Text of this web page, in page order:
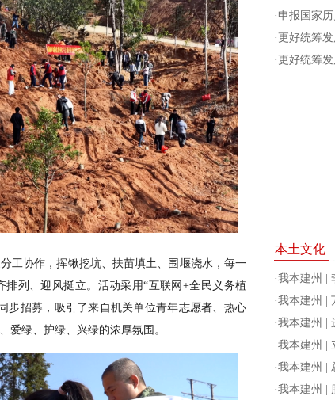
工协作，挥锹挖坑、扶苗填土、围堰浇水，每一
列、迎风挺立。活动采用“互联网+全民义务植
步招募，吸引了来自机关单位青年志愿者、热心
爱绿、护绿、兴绿的浓厚氛围。
· 申报国家
· 更好统筹
· 更好统筹
本土文化
·我本建州 |
·我本建州 |
·我本建州 |
·我本建州 |
·我本建州 |
·我本建州 |